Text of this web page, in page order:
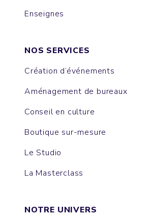
Enseignes
NOS SERVICES
Création d’événements
Aménagement de bureaux
Conseil en culture
Boutique sur-mesure
Le Studio
La Masterclass
NOTRE UNIVERS